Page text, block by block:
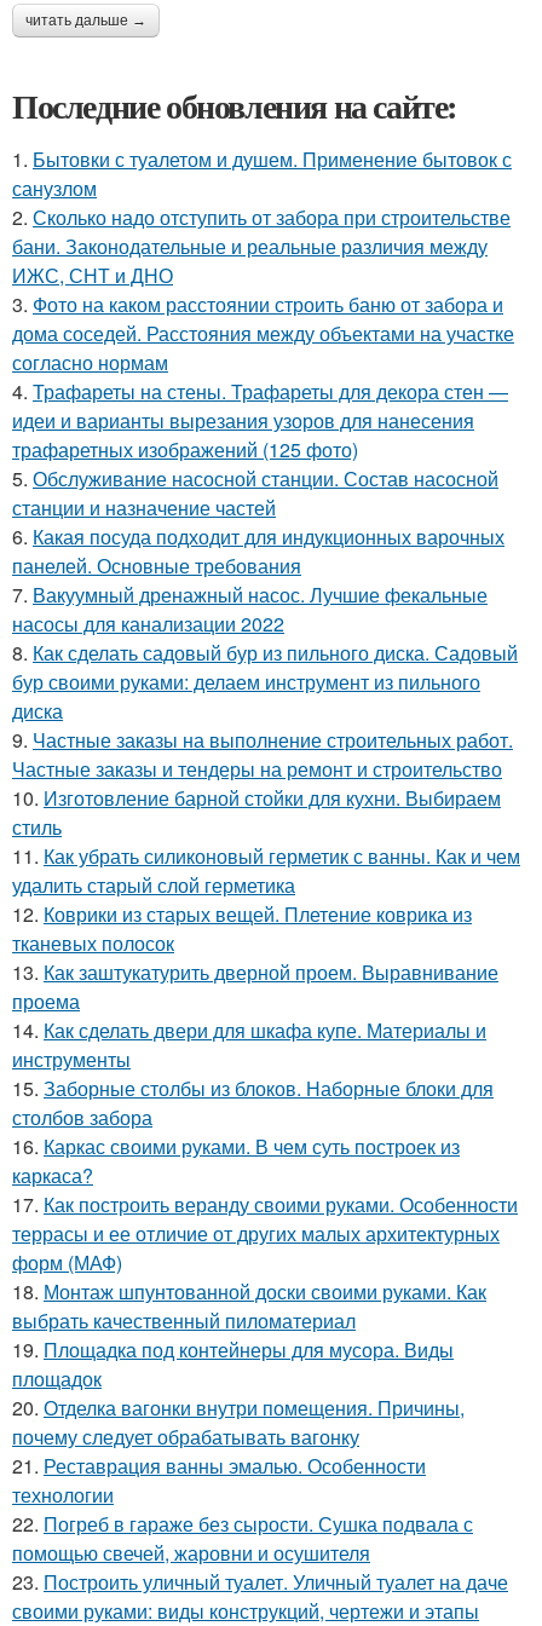
читать дальше →
Последние обновления на сайте:
1. Бытовки с туалетом и душем. Применение бытовок с
санузлом
2. Сколько надо отступить от забора при строительстве
бани. Законодательные и реальные различия между
ИЖС, СНТ и ДНО
3. Фото на каком расстоянии строить баню от забора и
дома соседей. Расстояния между объектами на участке
согласно нормам
4. Трафареты на стены. Трафареты для декора стен —
идеи и варианты вырезания узоров для нанесения
трафаретных изображений (125 фото)
5. Обслуживание насосной станции. Состав насосной
станции и назначение частей
6. Какая посуда подходит для индукционных варочных
панелей. Основные требования
7. Вакуумный дренажный насос. Лучшие фекальные
насосы для канализации 2022
8. Как сделать садовый бур из пильного диска. Садовый
бур своими руками: делаем инструмент из пильного
диска
9. Частные заказы на выполнение строительных работ.
Частные заказы и тендеры на ремонт и строительство
10. Изготовление барной стойки для кухни. Выбираем
стиль
11. Как убрать силиконовый герметик с ванны. Как и чем
удалить старый слой герметика
12. Коврики из старых вещей. Плетение коврика из
тканевых полосок
13. Как заштукатурить дверной проем. Выравнивание
проема
14. Как сделать двери для шкафа купе. Материалы и
инструменты
15. Заборные столбы из блоков. Наборные блоки для
столбов забора
16. Каркас своими руками. В чем суть построек из
каркаса?
17. Как построить веранду своими руками. Особенности
террасы и ее отличие от других малых архитектурных
форм (МАФ)
18. Монтаж шпунтованной доски своими руками. Как
выбрать качественный пиломатериал
19. Площадка под контейнеры для мусора. Виды
площадок
20. Отделка вагонки внутри помещения. Причины,
почему следует обрабатывать вагонку
21. Реставрация ванны эмалью. Особенности
технологии
22. Погреб в гараже без сырости. Сушка подвала с
помощью свечей, жаровни и осушителя
23. Построить уличный туалет. Уличный туалет на даче
своими руками: виды конструкций, чертежи и этапы